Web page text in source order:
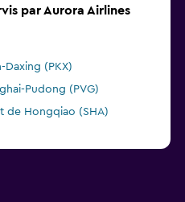
par Aurora Airlines
(PKX)
Pudong (PVG)
de Hongqiao (SHA)